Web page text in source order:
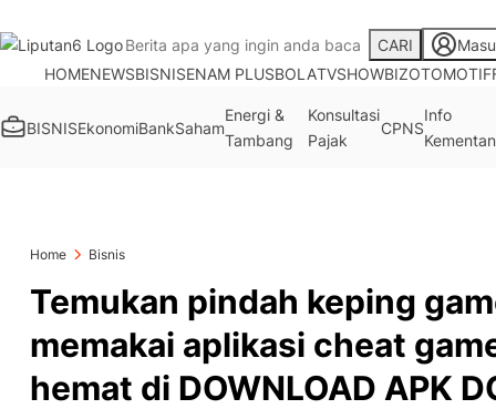
CARI
HOMENEWSBISNISENAM PLUSBOLATVSHOWBIZOTOMOTIF
BISNISEkonomiBankSaham
Energi &
Tambang
Konsultasi
Pajak
CPNS
Info
Kementan
Home Bisnis
Temukan pindah keping
memakai aplikasi cheat
hemat di DOWNLOAD APK